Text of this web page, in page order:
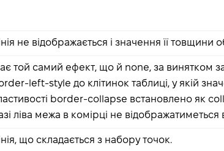
не відображається і значення її товщини
той самий ефект, що й none, за винятком
left-style до клітинок таблиці, у якій
border-collapse встановлено як
ліва межа в комірці не відображатиметься
що складається з набору точок.